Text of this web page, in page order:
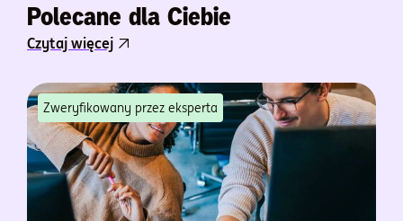
Polecane dla Ciebie
Czytaj więcej
Zweryfikowany przez eksperta